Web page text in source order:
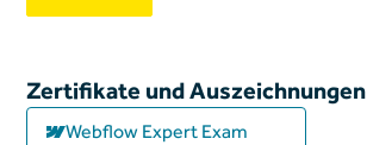
Zertifikate und Auszeichnungen
Webflow Expert Exam